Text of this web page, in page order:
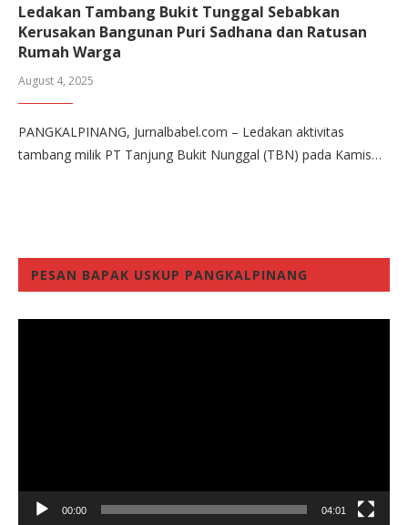
Ledakan Tambang Bukit Tunggal Sebabkan
Kerusakan Bangunan Puri Sadhana dan Ratusan
Rumah Warga
August 4, 2025
PANGKALPINANG, Jurnalbabel.com – Ledakan aktivitas
tambang milik PT Tanjung Bukit Nunggal (TBN) pada Kamis…
PESAN BAPAK USKUP PANGKALPINANG
00:00 04:01